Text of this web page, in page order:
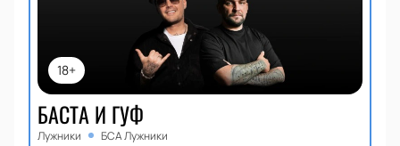
18+
БАСТА И ГУФ
Лужники БСА Лужники